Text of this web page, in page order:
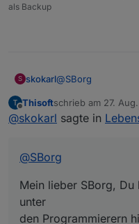
als Backup
S skokarl@SBorg
Mein lieber SBorg,
den
Offline
Thisoftschrieb am 27.
zuletzt editiert von
@skokarl sagte in
@SBorg
Mein lieber SBorg,
unter
den Programmierern